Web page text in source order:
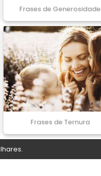
Frases de Generosidade
Frases de Ternura